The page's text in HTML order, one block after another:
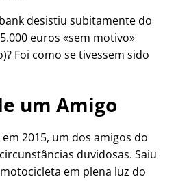
desistiu subitamente do
euros sem motivo
Foi como se tivessem sido
um Amigo
2015, um dos amigos do
duvidosas. Saiu
em plena luz do